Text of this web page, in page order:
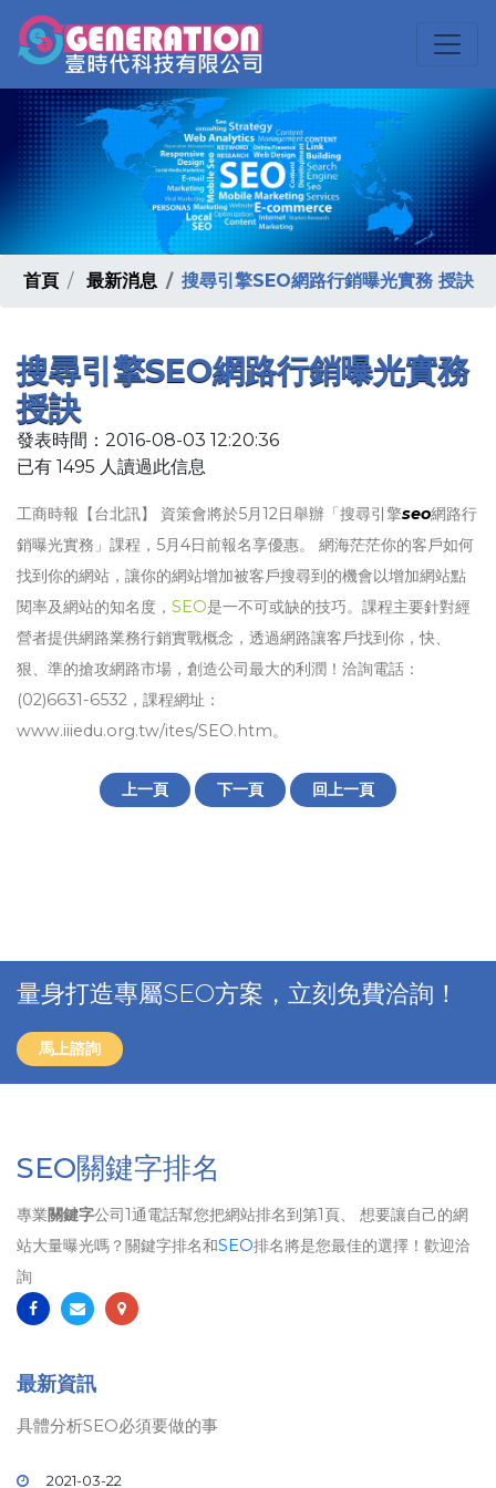
首頁 最新消息 搜尋引擎SEO網路行銷曝光實務 授訣
搜尋引擎SEO網路行銷曝光實務
授訣
發表時間：2016-08-03 12:20:36
已有 1495 人讀過此信息
工商時報【台北訊】 資策會將於5月12日舉辦「搜尋引擎seo網路行
銷曝光實務」課程，5月4日前報名享優惠。 網海茫茫你的客戶如何
找到你的網站，讓你的網站增加被客戶搜尋到的機會以增加網站點
閱率及網站的知名度， SEO是一不可或缺的技巧。課程主要針對經
營者提供網路業務行銷實戰概念，透過網路讓客戶找到你，快、
狠、準的搶攻網路市場，創造公司最大的利潤！洽詢電話：
(02)6631-6532，課程網址：
www.iiiedu.org.tw/ites/SEO.htm。
上一頁 下一頁 回上一頁
量身打造專屬SEO方案，立刻免費洽詢！
馬上諮詢
SEO關鍵字排名
專業關鍵字公司1通電話幫您把網站排名到第1頁、 想要讓自己的網
站大量曝光嗎？關鍵字排名和SEO排名將是您最佳的選擇！歡迎洽
詢
最新資訊
具體分析SEO必須要做的事
2021-03-22